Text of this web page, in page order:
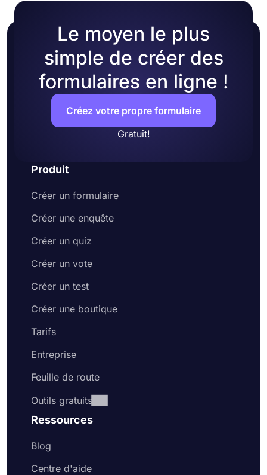
Le moyen le plus
simple de créer des
formulaires en ligne !
Créez votre propre formulaire
Gratuit!
Produit
Créer un formulaire
Créer une enquête
Créer un quiz
Créer un vote
Créer un test
Créer une boutique
Tarifs
Entreprise
Feuille de route
Outils gratuits
Ressources
Blog
Centre d'aide